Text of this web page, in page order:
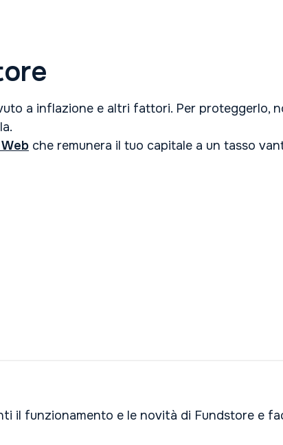
a inflazione e altri fattori. Per proteggerlo,
che remunera il tuo capitale a un tasso
il funzionamento e le novità di Fundstore e